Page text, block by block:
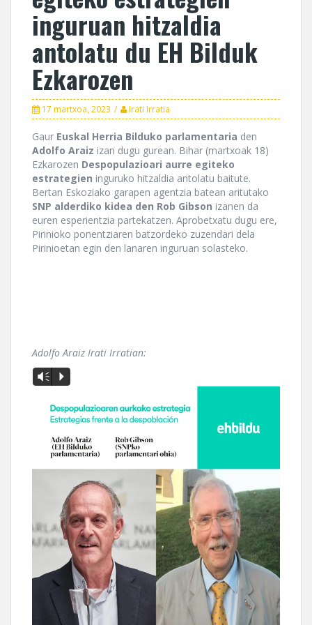
inguruan hitzaldia
antolatu du EH Bilduk
Ezkarozen
17 martxoa, 2023 Irati Irratia
Gaur Euskal Herria Bilduko parlamentaria den
Adolfo Araiz izan dugu gurean. Bihar (martxoak 18)
Ezkarozen Despopulazioari aurre egiteko
estrategien inguruko hitzaldia antolatu baitute.
Bertan Eskoziako garapen agentzia batean aritutako
SNP alderdiko kidea den Rob Gibson izanen da
euren esperientzia partekatzen. Aprobetxatu dugu ere,
Pirinioko ponentziaren batzordeko zuzendari dela
Pirinioetan egin den lanaren inguruan solasteko.
Adolfo Araiz Irati Irratian:
Vm P